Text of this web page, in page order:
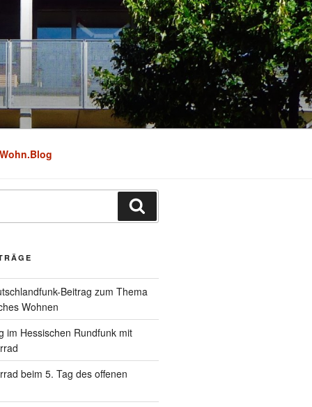
Wohn.Blog
Beitrag zum Thema
Wohnen
im Hessischen Rundfunk mit
beim 5. Tag des offenen